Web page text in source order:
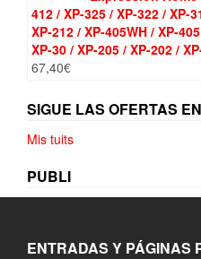
412 / XP-325 / XP-322 / XP-
XP-212 / XP-405WH / XP-
XP-30 / XP-205 / XP-202 /
67,40€
SIGUE LAS OFERTAS
Mis tuits
PUBLI
ENTRADAS Y PÁGINAS